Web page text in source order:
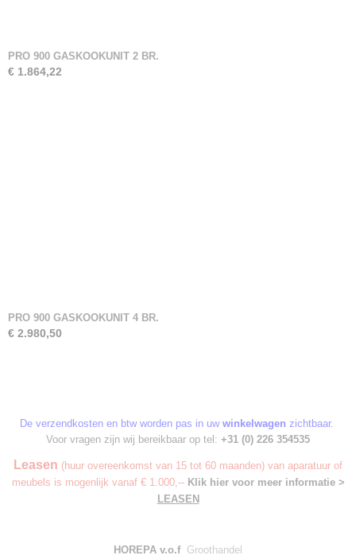
PRO 900 GASKOOKUNIT 2 BR.
€ 1.864,22
PRO 900 GASKOOKUNIT 4 BR.
€ 2.980,50
De verzendkosten en btw worden pas in uw winkelwagen zichtbaar.
Voor vragen zijn wij bereikbaar op tel: +31 (0) 226 354535
Leasen (huur overeenkomst van 15 tot 60 maanden) van aparatuur of
meubels is mogenlijk vanaf € 1.000,-- Klik hier voor meer informatie >
LEASEN
HOREPA v.o.f Groothandel